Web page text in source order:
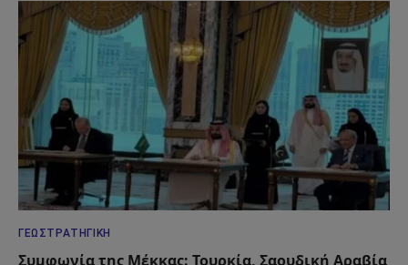
ΓΕΩΣΤΡΑΤΗΓΙΚΉ
Συμφωνία της Μέκκας: Τουρκία, Σαουδική Αραβία